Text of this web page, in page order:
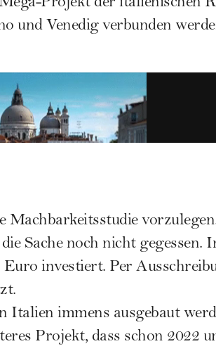
und Venedig verbunden
Machbarkeitsstudie
Sache noch nicht gegessen.
investiert. Per
Italien immens ausgebaut
Projekt, dass schon 2022